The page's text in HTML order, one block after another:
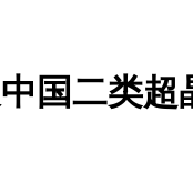
国二类